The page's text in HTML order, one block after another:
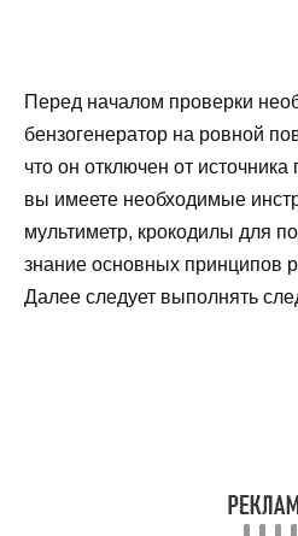
Перед началом проверки
бензогенератор на ровной
что он отключен от
вы имеете необходимые
мультиметр, крокодилы для
знание основных принципов
Далее следует выполнять